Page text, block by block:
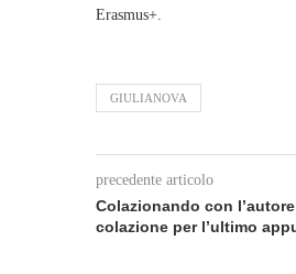
Erasmus+.
GIULIANOVA
precedente articolo
Colazionando con
colazione per l’ultimo